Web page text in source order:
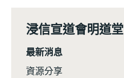
浸信宣道會明道堂
最新消息
資源分享